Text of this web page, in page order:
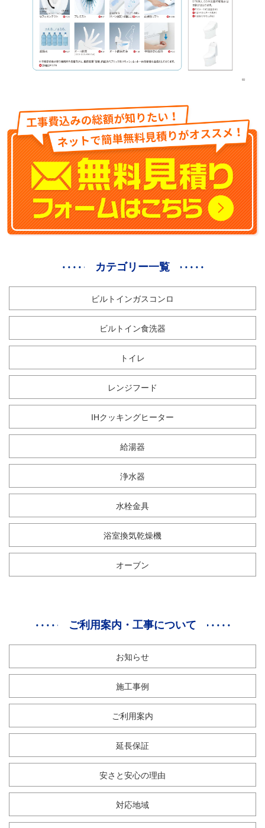
カテゴリー一覧
ビルトインガスコンロ
ビルトイン食洗器
トイレ
レンジフード
IHクッキングヒーター
給湯器
浄水器
水栓金具
浴室換気乾燥機
オーブン
ご利用案内・工事について
お知らせ
施工事例
ご利用案内
延長保証
安さと安心の理由
対応地域